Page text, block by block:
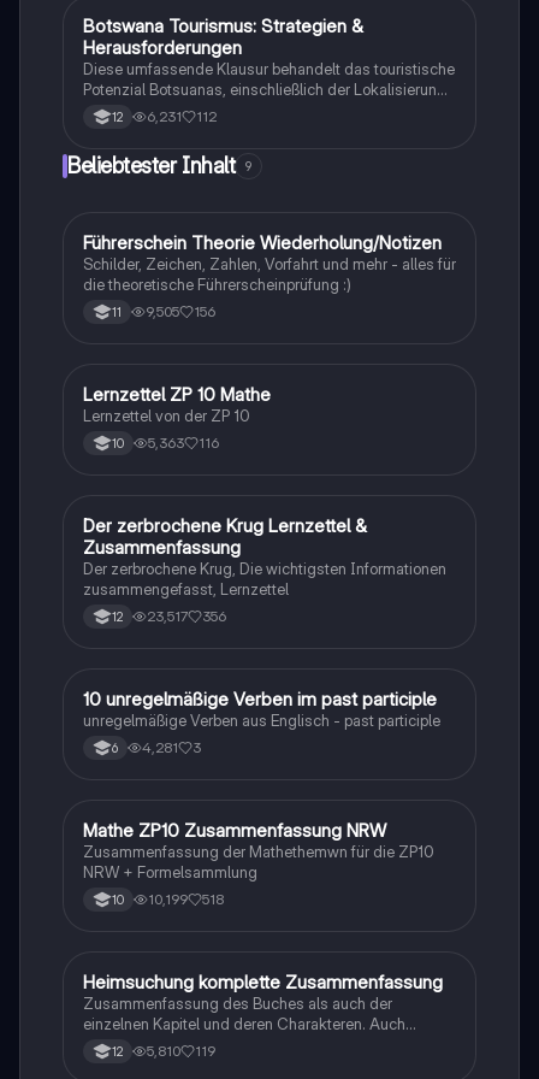
Geographie/Erdkunde
Botswana Tourismus: Strategien &
Herausforderungen
Diese umfassende Klausur behandelt das touristische
Potenzial Botsuanas, einschließlich der Lokalisierung,
Entwicklung und Bewertung der Nachhaltigkeit.
Analysiert werden die ökonomischen, sozialen und
Ideal für Oberstufenschüler, die sich auf Erdkunde-
12 6,231 112
Beliebtester Inhalt 9
Lerntipps
Führerschein Theorie Wiederholung/Notizen
Schilder, Zeichen, Zahlen, Vorfahrt und mehr - alles für
die theoretische Führerscheinprüfung :)
11 9,505 156
Mathe
Lernzettel ZP 10 Mathe
Lernzettel von der ZP 10
10 5,363 116
Deutsch
Der zerbrochene Krug Lernzettel &
Zusammenfassung
Der zerbrochene Krug, Die wichtigsten Informationen
zusammengefasst, Lernzettel
12 23,517 356
1 Englisch
10 unregelmäßige Verben im past participle
unregelmäßige Verben aus Englisch - past participle
6 4,281 3
Mathe
Mathe ZP10 Zusammenfassung NRW
Zusammenfassung der Mathethemwn für die ZP10
NRW + Formelsammlung
10 10,199 518
Deutsch
Heimsuchung komplette Zusammenfassung
Zusammenfassung des Buches als auch der
einzelnen Kapitel und deren Charakteren. Auch
tabellarisch. Im Unterricht ohne KI erstellt
12 5,810 119